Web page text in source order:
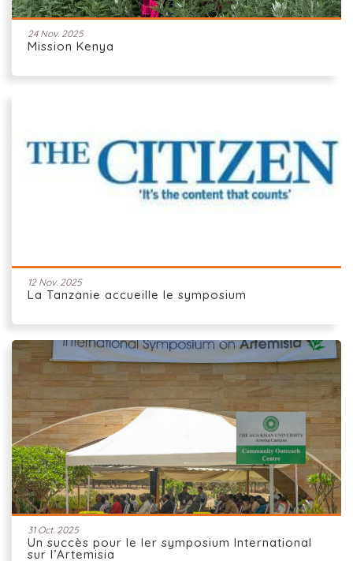
24 Nov. 2025
Mission Kenya
12 Nov. 2025
La Tanzanie accueille le symposium
31 Oct. 2025
Un succès pour le Ier symposium International
sur l’Artemisia